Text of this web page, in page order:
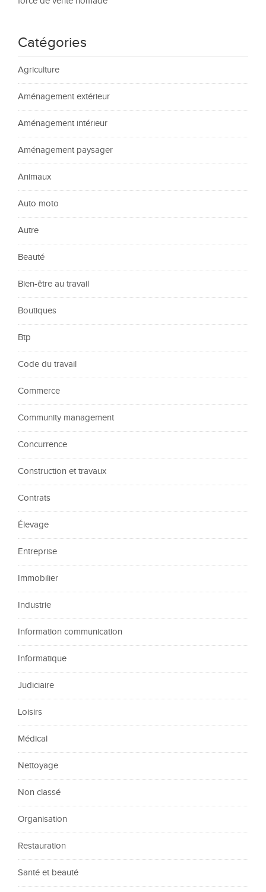
Catégories
Agriculture
Aménagement extérieur
Aménagement intérieur
Aménagement paysager
Animaux
Auto moto
Autre
Beauté
Bien-être au travail
Boutiques
Btp
Code du travail
Commerce
Community management
Concurrence
Construction et travaux
Contrats
Élevage
Entreprise
Immobilier
Industrie
Information communication
Informatique
Judiciaire
Loisirs
Médical
Nettoyage
Non classé
Organisation
Restauration
Santé et beauté